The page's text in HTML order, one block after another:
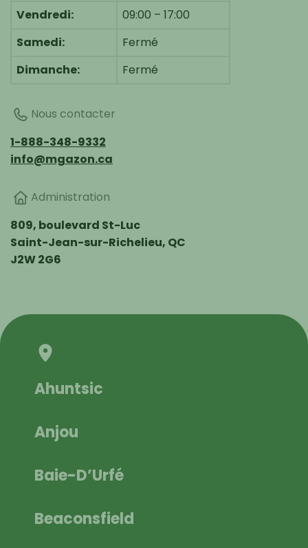
Vendredi:
09:00 – 17:00
Samedi:
Fermé
Dimanche:
Fermé
Nous contacter
1-888-348-9332
info@mgazon.ca
Administration
809, boulevard St-Luc
Saint-Jean-sur-Richelieu, QC
J2W 2G6
Ahuntsic
Anjou
Baie-D’Urfé
Beaconsfield